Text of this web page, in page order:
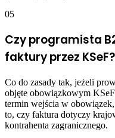
05
Czy programista
faktury przez KSeF?
Co do zasady tak, jeżeli
objęte obowiązkowym
termin wejścia w
to, czy faktura dotyczy
kontrahenta zagranicznego.